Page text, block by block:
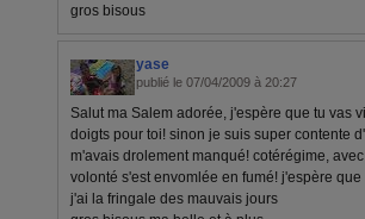
gros bisous
yase
publié le 07/04/2009 à 20:27
Salut ma Salem adorée, j'espère que tu vas
doigts pour toi! sinon je suis super contente
m'avais drolement manqué! cotérégime,
volonté s'est envomlée en fumé! j'espère
j'ai la fringale des mauvais jours